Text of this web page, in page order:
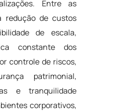
Entre as
redução de custos
de escala,
constante dos
controle de riscos,
patrimonial,
e tranquilidade
corporativos,